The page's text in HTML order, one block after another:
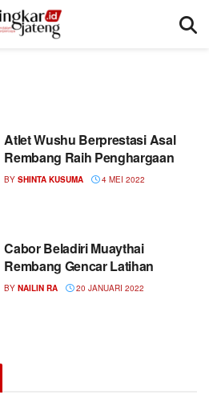
Atlet Wushu Berprestasi Asal
Rembang Raih Penghargaan
BY SHINTA KUSUMA 4 MEI 2022
Cabor Beladiri Muaythai
Rembang Gencar Latihan
BY NAILIN RA 20 JANUARI 2022